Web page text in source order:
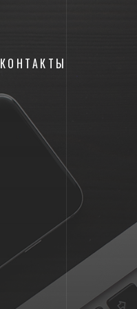
КОНТАКТЫ